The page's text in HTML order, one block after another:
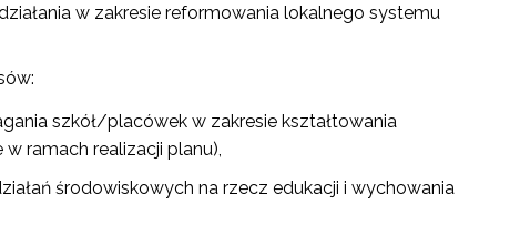
II i III"
w zakresie reformowania lokalnego systemu
szkół/placówek w zakresie kształtowania
ramach realizacji planu),
środowiskowych na rzecz edukacji i wychowania